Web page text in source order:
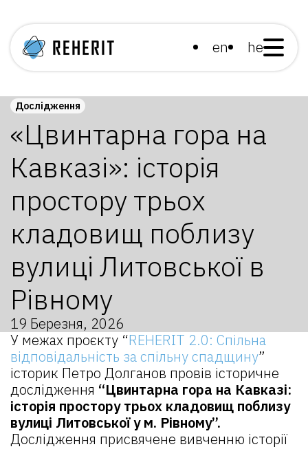
en he
Дослідження
«Цвинтарна гора на
Кавказі»: історія
простору трьох
кладовищ поблизу
вулиці Литовської в
Рівному
19 Березня, 2026
У межах проєкту “REHERIT 2.0: Спільна
відповідальність за спільну спадщину”
історик Петро Долганов провів історичне
дослідження “Цвинтарна гора на Кавказі:
історія простору трьох кладовищ поблизу
вулиці Литовської у м. Рівному”.
Дослідження присвячене вивченню історії